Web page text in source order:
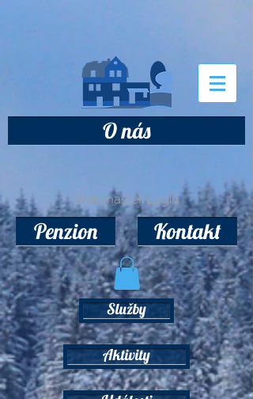
O nás
Webmaster Login
Penzion Kontakt
Služby
Aktivity